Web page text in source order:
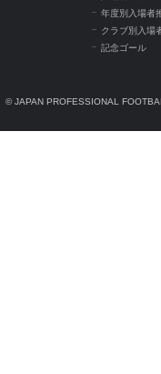
年度別入場者
クラブ別入場
記念ゴール
© JAPAN PROFESSIONAL